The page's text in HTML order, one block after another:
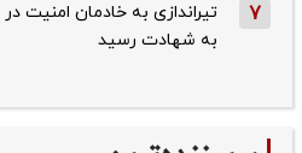
7
تیراندازی به خادمان امنیت
به شهادت رسید